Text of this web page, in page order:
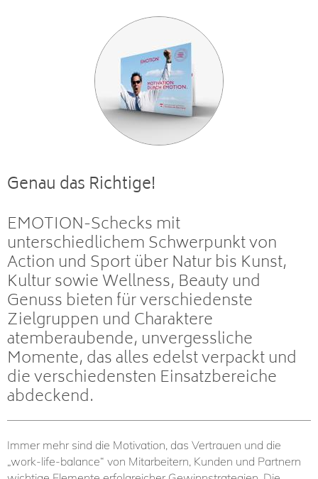
Genau das Richtige!
EMOTION-Schecks mit
unterschiedlichem Schwerpunkt von
Action und Sport über Natur bis Kunst,
Kultur sowie Wellness, Beauty und
Genuss bieten für verschiedenste
Zielgruppen und Charaktere
atemberaubende, unvergessliche
Momente, das alles edelst verpackt und
die verschiedensten Einsatzbereiche
abdeckend.
Immer mehr sind die Motivation, das Vertrauen und die
„work-life-balance“ von Mitarbeitern, Kunden und Partnern